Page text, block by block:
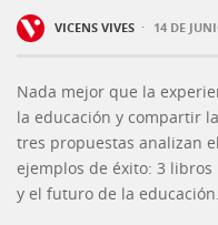
VICENS VIVES · 14 DE
Nada mejor que la
la educación y compartir
tres propuestas analizan
ejemplos de éxito: 3
y el futuro de la educación.